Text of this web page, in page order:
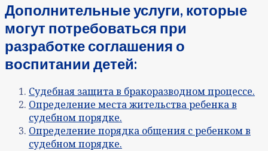
Дополнительные услуги, которые
могут потребоваться при
разработке соглашения о
воспитании детей:
Судебная защита в бракоразводном процессе.
Определение места жительства ребенка в
судебном порядке.
Определение порядка общения с ребенком в
судебном порядке.